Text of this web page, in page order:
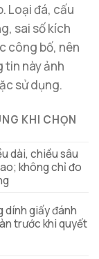
Loại đá, cấu
sai số kích
công bố, nên
tin này ảnh
sử dụng.
KHI CHỌN
dài, chiều sâu
không chỉ đo
dính giấy đánh
trước khi quyết